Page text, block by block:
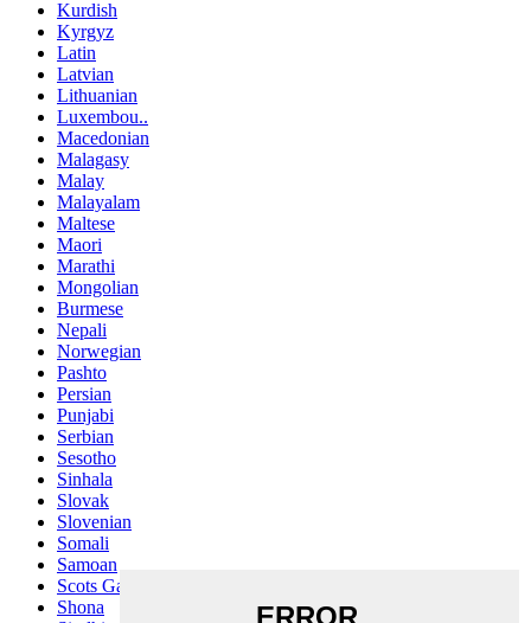
Kurdish
Kyrgyz
Latin
Latvian
Lithuanian
Luxembou..
Macedonian
Malagasy
Malay
Malayalam
Maltese
Maori
Marathi
Mongolian
Burmese
Nepali
Norwegian
Pashto
Persian
Punjabi
Serbian
Sesotho
Sinhala
Slovak
Slovenian
Somali
Samoan
Scots Gaelic
Shona